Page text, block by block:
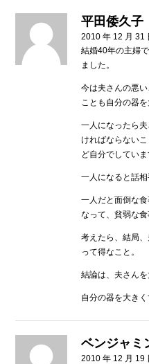
平田倭久子
2010 年 12 月 31
結婚40年の主婦
ました。
今は夫さんの悪
ことも自分の器
一人になったら
ければならない
ど自分でしていま
一人になると話相
一人だと面倒な
なって、貧弱な食
考えたら、結局
って得なこと。
結論は、夫さんを
自分の器を大きく
ベンジャミ
2010 年 12 月 19